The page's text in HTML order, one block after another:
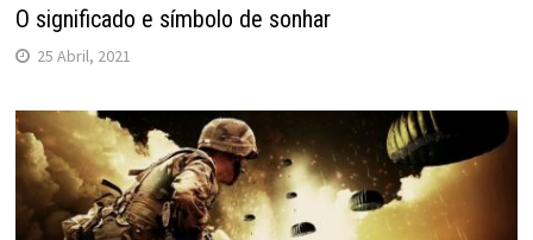
O significado e símbolo de sonhar
25 Abril, 2021